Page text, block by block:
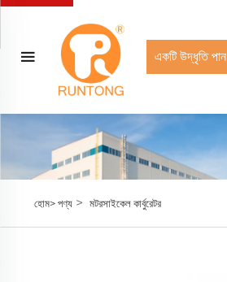
একটি উদ্ধৃতি পান
হোম>পণ্য> মটরসাইকেল কার্বুরেটর